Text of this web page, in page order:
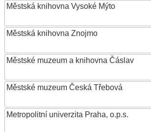
Městská knihovna Vysoké Mýto
Městská knihovna Znojmo
Městské muzeum a knihovna Čáslav
Městské muzeum Česká Třebová
Metropolitní univerzita Praha, o.p.s.